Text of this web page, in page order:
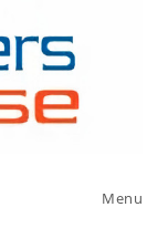
Menu